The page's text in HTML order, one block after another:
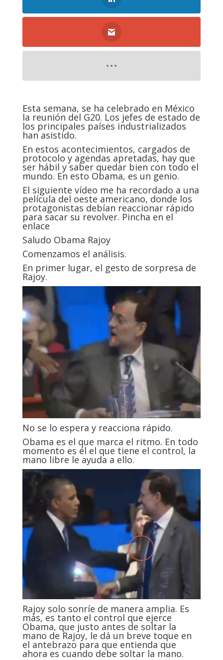
Esta semana, se ha celebrado en México
la reunión del G20. Los jefes de estado de
los principales países industrializados
han asistido.
En estos acontecimientos, cargados de
protocolo y agendas apretadas, hay que
ser hábil y saber quedar bien con todo el
mundo. En esto Obama, es un genio.
El siguiente vídeo me ha recordado a una
película del oeste americano, donde los
protagonistas debían reaccionar rápido
para sacar su revolver. Pincha en el
enlace
Saludo Obama Rajoy
Comenzamos el análisis.
En primer lugar, el gesto de sorpresa de
Rajoy.
No se lo espera y reacciona rápido.
Obama es el que marca el ritmo. En todo
momento es él el que tiene el control, la
mano libre le ayuda a ello.
Rajoy solo sonríe de manera amplia. Es
más, es tanto el control que ejerce
Obama, que justo antes de soltar la
mano de Rajoy, le dá un breve toque en
el antebrazo para que entienda que
ahora es cuando debe soltar la mano.